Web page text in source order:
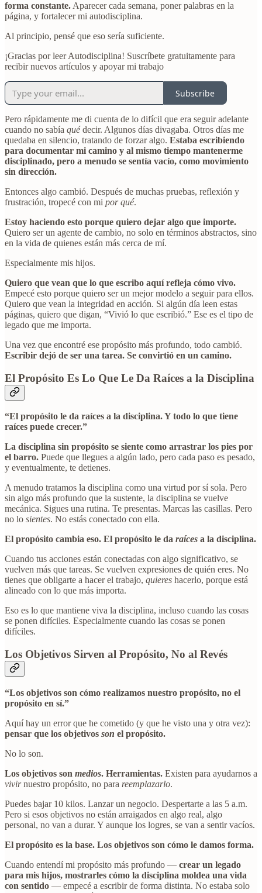
forma constante. Aparecer cada semana, poner palabras en la
página, y fortalecer mi autodisciplina.
Al principio, pensé que eso sería suficiente.
¡Gracias por leer Autodisciplina! Suscríbete gratuitamente para
recibir nuevos artículos y apoyar mi trabajo
Subscribe
Pero rápidamente me di cuenta de lo difícil que era seguir adelante
cuando no sabía quédecir. Algunos días divagaba. Otros días me
quedaba en silencio, tratando de forzar algo. Estaba escribiendo
para documentar mi camino y al mismo tiempo mantenerme
disciplinado, pero a menudo se sentía vacío, como movimiento
sin dirección.
Entonces algo cambió. Después de muchas pruebas, reflexión y
frustración, tropecé con mi por qué.
Estoy haciendo esto porque quiero dejar algo que importe.
Quiero ser un agente de cambio, no solo en términos abstractos, sino
en la vida de quienes están más cerca de mí.
Especialmente mis hijos.
Quiero que vean que lo que escribo aquí refleja cómo vivo.
Empecé esto porque quiero ser un mejor modelo a seguir para ellos.
Quiero que vean la integridad en acción. Si algún día leen estas
páginas, quiero que digan, “Vivió lo que escribió.” Ese es el tipo de
legado que me importa.
Una vez que encontré ese propósito más profundo, todo cambió.
Escribir dejó de ser una tarea. Se convirtió en un camino.
El Propósito Es Lo Que Le Da Raíces a la Disciplina
“El propósito le da raíces a la disciplina. Y todo lo que tiene
raíces puede crecer.”
La disciplina sin propósito se siente como arrastrar los pies por
el barro. Puede que llegues a algún lado, pero cada paso es pesado,
y eventualmente, te detienes.
A menudo tratamos la disciplina como una virtud por sí sola. Pero
sin algo más profundo que la sustente, la disciplina se vuelve
mecánica. Sigues una rutina. Te presentas. Marcas las casillas. Pero
no lo sientes. No estás conectado con ella.
El propósito cambia eso. El propósito le da raíces a la disciplina.
Cuando tus acciones están conectadas con algo significativo, se
vuelven más que tareas. Se vuelven expresiones de quién eres. No
tienes que obligarte a hacer el trabajo, quieres hacerlo, porque está
alineado con lo que más importa.
Eso es lo que mantiene viva la disciplina, incluso cuando las cosas
se ponen difíciles. Especialmente cuando las cosas se ponen
difíciles.
Los Objetivos Sirven al Propósito, No al Revés
“Los objetivos son cómo realizamos nuestro propósito, no el
propósito en sí.”
Aquí hay un error que he cometido (y que he visto una y otra vez):
pensar que los objetivos son el propósito.
No lo son.
Los objetivos son medios. Herramientas. Existen para ayudarnos a
vivirnuestro propósito, no para reemplazarlo.
Puedes bajar 10 kilos. Lanzar un negocio. Despertarte a las 5 a.m.
Pero si esos objetivos no están arraigados en algo real, algo
personal, no van a durar. Y aunque los logres, se van a sentir vacíos.
El propósito es la base. Los objetivos son cómo le damos forma.
Cuando entendí mi propósito más profundo — crear un legado
para mis hijos, mostrarles cómo la disciplina moldea una vida
con sentido — empecé a escribir de forma distinta. No estaba solo